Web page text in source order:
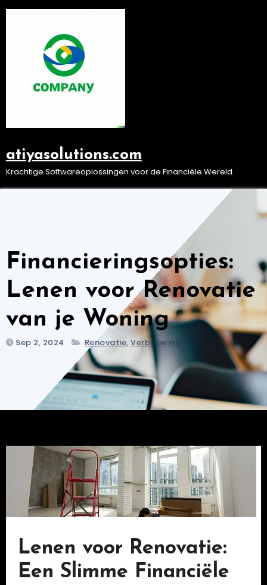
Ga
atiyasolutions.com
Krachtige Softwareoplossingen voor de Financiële Wereld
Financieringsopties:
Lenen voor Renovatie
van je Woning
Sep 2, 2024 Renovatie,Verbouwing
Lenen voor Renovatie:
Een Slimme Financiële